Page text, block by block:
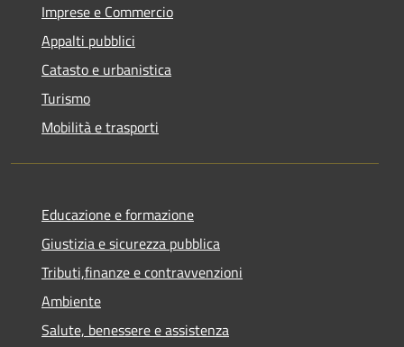
Imprese e Commercio
Appalti pubblici
Catasto e urbanistica
Turismo
Mobilità e trasporti
Educazione e formazione
Giustizia e sicurezza pubblica
Tributi,finanze e contravvenzioni
Ambiente
Salute, benessere e assistenza